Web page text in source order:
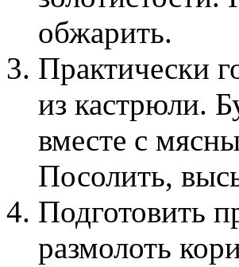
обжарить.
Практически
из кастрюли.
вместе с
Посолить,
Подготовить
размолоть